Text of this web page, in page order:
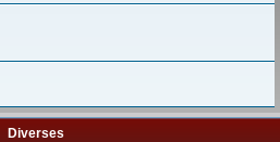
Diverses